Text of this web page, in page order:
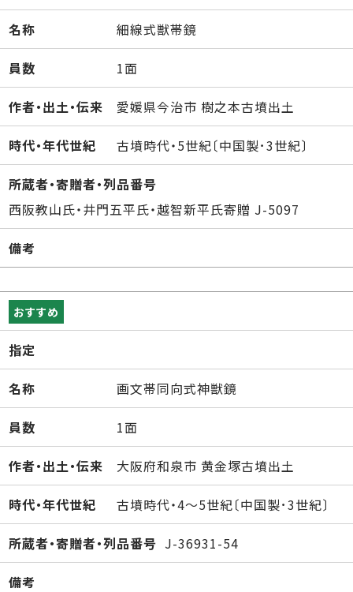
名称 細線式獣帯鏡
員数 1面
作者・出土・伝来 愛媛県今治市 樹之本古墳出土
時代・年代世紀 古墳時代・5世紀〔中国製･3世紀〕
所蔵者・寄贈者・列品番号
西阪教山氏・井門五平氏・越智新平氏寄贈 J-5097
備考
おすすめ
指定
名称 画文帯同向式神獣鏡
員数 1面
作者・出土・伝来 大阪府和泉市 黄金塚古墳出土
時代・年代世紀 古墳時代・4～5世紀〔中国製･3世紀〕
所蔵者・寄贈者・列品番号 J-36931-54
備考